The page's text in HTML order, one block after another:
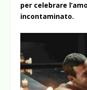
per celebrare
incontaminato.